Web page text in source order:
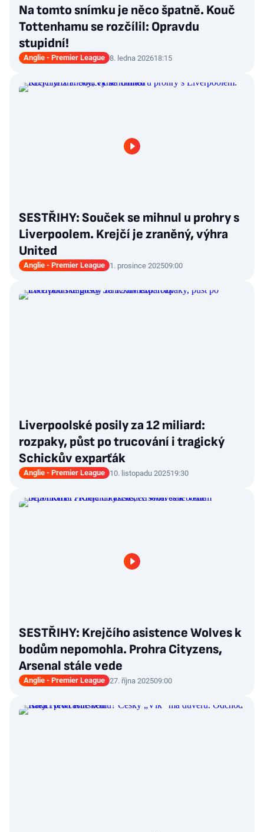
Na tomto snímku je něco špatně. Kouč
Tottenhamu se rozčílil: Opravdu
stupidní!
Anglie - Premier League 8. ledna 202618:15
SESTŘIHY: Souček se mihnul u prohry s
Liverpoolem. Krejčí je zraněný, výhra
United
Anglie - Premier League 1. prosince 202509:00
Liverpoolské posily za 12 miliard:
rozpaky, půst po trucování i tragický
Schickův exparťák
Anglie - Premier League 10. listopadu 202519:30
SESTŘIHY: Krejčího asistence Wolves k
bodům nepomohla. Prohra Cityzens,
Arsenal stále vede
Anglie - Premier League 27. října 202509:00